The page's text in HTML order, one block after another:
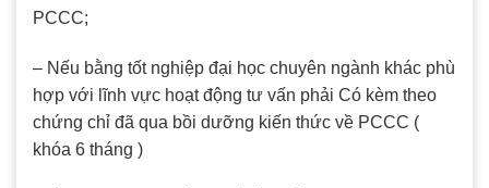
PCCC;
– Nếu bằng tốt nghiệp đại học chuyên ngành khác phù
hợp với lĩnh vực hoạt động tư vấn phải Có kèm theo
chứng chỉ đã qua bồi dưỡng kiến thức về PCCC (
khóa 6 tháng )